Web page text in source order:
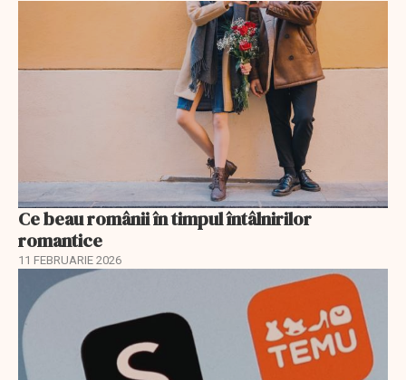
Ce beau românii în timpul întâlnirilor
romantice
11 FEBRUARIE 2026